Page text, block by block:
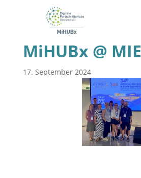
MiHUBx @ MIE
17. September 2024